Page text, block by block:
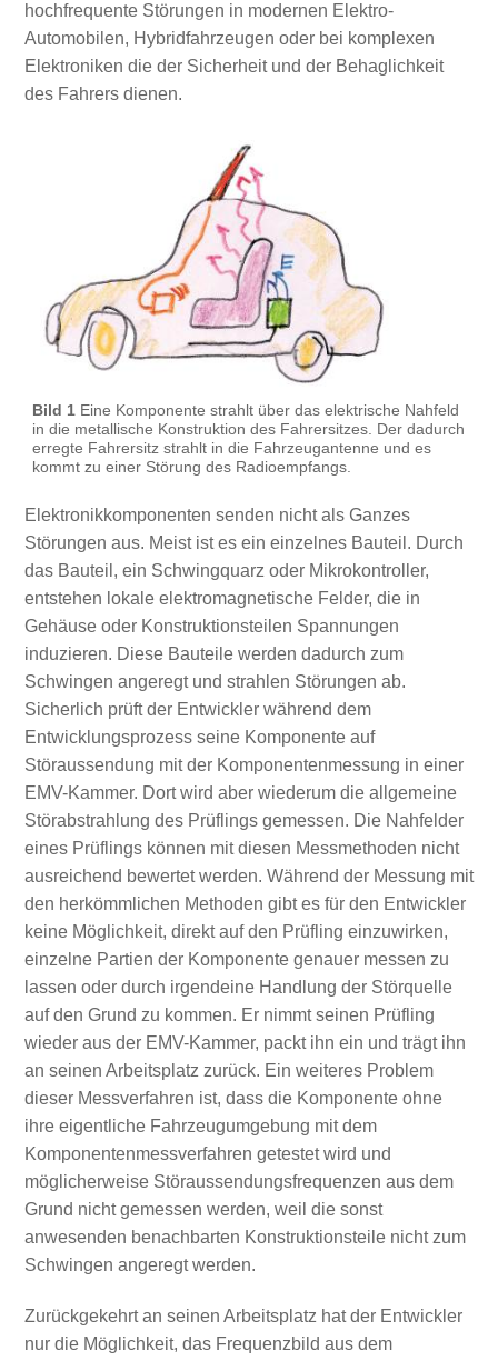
hochfrequente Störungen in modernen Elektro-
Automobilen, Hybridfahrzeugen oder bei komplexen
Elektroniken die der Sicherheit und der Behaglichkeit
des Fahrers dienen.
Bild 1Eine Komponente strahlt über das elektrische Nahfeld
in die metallische Konstruktion des Fahrersitzes. Der dadurch
erregte Fahrersitz strahlt in die Fahrzeugantenne und es
kommt zu einer Störung des Radioempfangs.
Elektronikkomponenten senden nicht als Ganzes
Störungen aus. Meist ist es ein einzelnes Bauteil. Durch
das Bauteil, ein Schwingquarz oder Mikrokontroller,
entstehen lokale elektromagnetische Felder, die in
Gehäuse oder Konstruktionsteilen Spannungen
induzieren. Diese Bauteile werden dadurch zum
Schwingen angeregt und strahlen Störungen ab.
Sicherlich prüft der Entwickler während dem
Entwicklungsprozess seine Komponente auf
Störaussendung mit der Komponentenmessung in einer
EMV-Kammer. Dort wird aber wiederum die allgemeine
Störabstrahlung des Prüflings gemessen. Die Nahfelder
eines Prüflings können mit diesen Messmethoden nicht
ausreichend bewertet werden. Während der Messung mit
den herkömmlichen Methoden gibt es für den Entwickler
keine Möglichkeit, direkt auf den Prüfling einzuwirken,
einzelne Partien der Komponente genauer messen zu
lassen oder durch irgendeine Handlung der Störquelle
auf den Grund zu kommen. Er nimmt seinen Prüfling
wieder aus der EMV-Kammer, packt ihn ein und trägt ihn
an seinen Arbeitsplatz zurück. Ein weiteres Problem
dieser Messverfahren ist, dass die Komponente ohne
ihre eigentliche Fahrzeugumgebung mit dem
Komponentenmessverfahren getestet wird und
möglicherweise Störaussendungsfrequenzen aus dem
Grund nicht gemessen werden, weil die sonst
anwesenden benachbarten Konstruktionsteile nicht zum
Schwingen angeregt werden.
Zurückgekehrt an seinen Arbeitsplatz hat der Entwickler
nur die Möglichkeit, das Frequenzbild aus dem